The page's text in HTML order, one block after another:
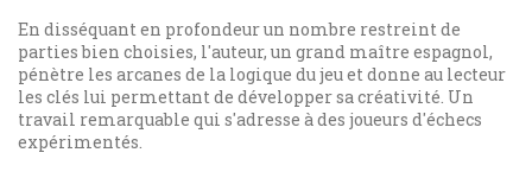
En disséquant en profondeur un nombre restreint de
parties bien choisies, l'auteur, un grand maître espagnol,
pénètre les arcanes de la logique du jeu et donne au lecteur
les clés lui permettant de développer sa créativité. Un
travail remarquable qui s'adresse à des joueurs d'échecs
expérimentés.